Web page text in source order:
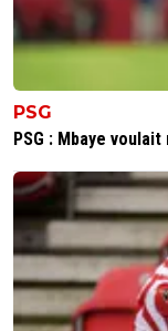
PSG
PSG : Mbaye